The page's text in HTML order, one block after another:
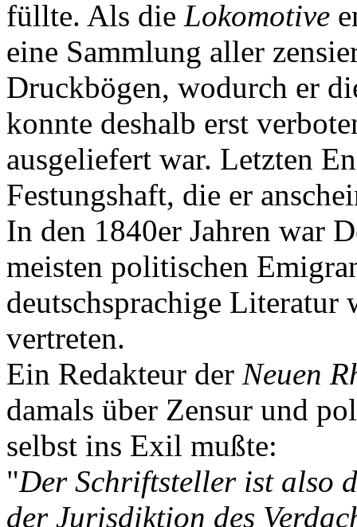
füllte. Als die Lokomotive
eine Sammlung aller
Druckbögen, wodurch er
konnte deshalb erst
ausgeliefert war. Letzten
Festungshaft, die er
In den 1840er Jahren war
meisten politischen
deutschsprachige
vertreten.
Ein Redakteur der Neuen
damals über Zensur und
selbst ins Exil mußte:
"Der Schriftsteller ist also
der Jurisdiktion des